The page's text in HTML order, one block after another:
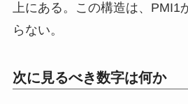
上にある。この構造は、PMI1
らない。
次に見るべき数字は何か